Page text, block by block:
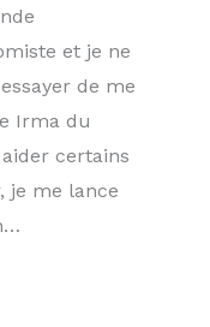
et je ne
de me
Irma du
certains
je me lance